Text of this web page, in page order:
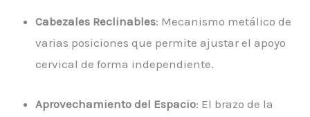
Cabezales Reclinables: Mecanismo metálico de
varias posiciones que permite ajustar el apoyo
cervical de forma independiente.
Aprovechamiento del Espacio: El brazo de la